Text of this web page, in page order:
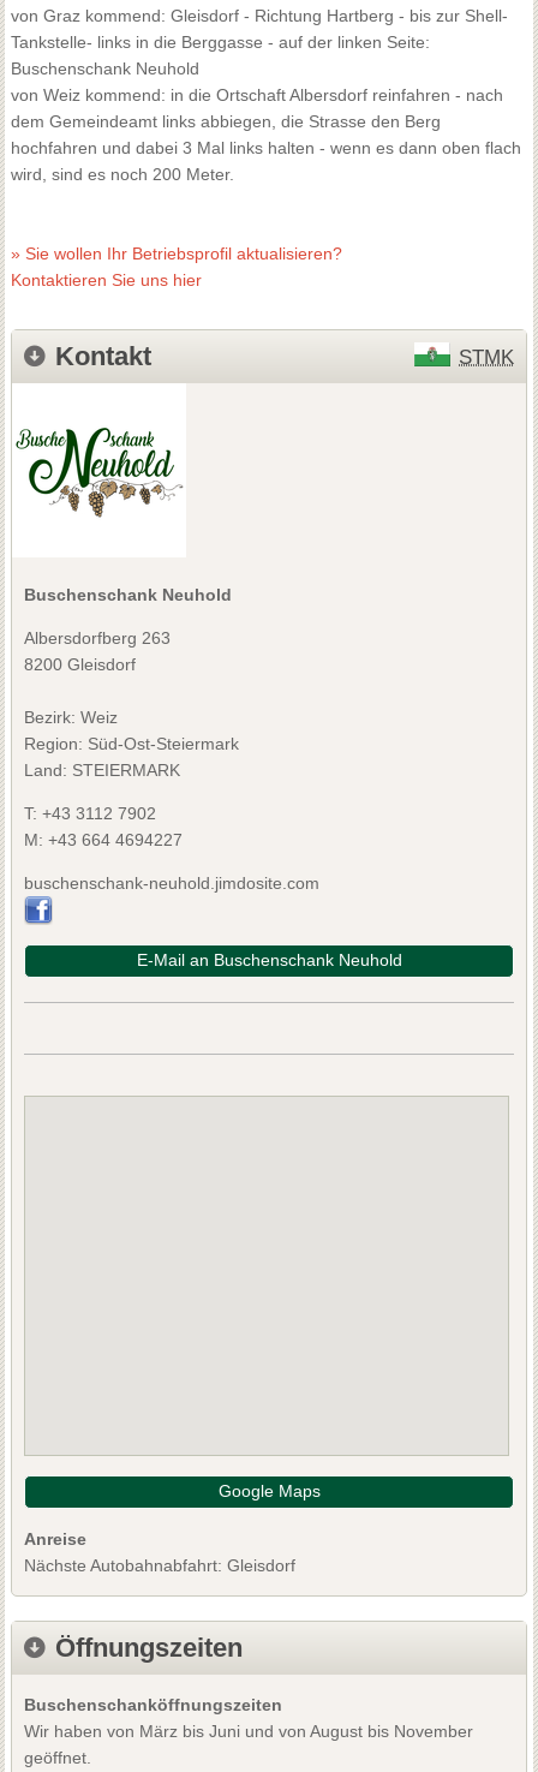
von Graz kommend: Gleisdorf - Richtung Hartberg - bis zur Shell-
Tankstelle- links in die Berggasse - auf der linken Seite:
Buschenschank Neuhold
von Weiz kommend: in die Ortschaft Albersdorf reinfahren - nach
dem Gemeindeamt links abbiegen, die Strasse den Berg
hochfahren und dabei 3 Mal links halten - wenn es dann oben flach
wird, sind es noch 200 Meter.
» Sie wollen Ihr Betriebsprofil aktualisieren?
Kontaktieren Sie uns hier
Kontakt STMK
Buschenschank Neuhold
Albersdorfberg 263
8200 Gleisdorf
Bezirk: Weiz
Region: Süd-Ost-Steiermark
Land: STEIERMARK
T: +43 3112 7902
M: +43 664 4694227
buschenschank-neuhold.jimdosite.com
E-Mail an Buschenschank Neuhold
Google Maps
Anreise
Nächste Autobahnabfahrt: Gleisdorf
Öffnungszeiten
Buschenschanköffnungszeiten
Wir haben von März bis Juni und von August bis November
geöffnet.